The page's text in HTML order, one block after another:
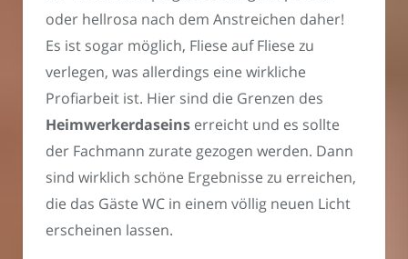
oder hellrosa nach dem Anstreichen daher!
Es ist sogar möglich, Fliese auf Fliese zu
verlegen, was allerdings eine wirkliche
Profiarbeit ist. Hier sind die Grenzen des
Heimwerkerdaseins erreicht und es sollte
der Fachmann zurate gezogen werden. Dann
sind wirklich schöne Ergebnisse zu erreichen,
die das Gäste WC in einem völlig neuen Licht
erscheinen lassen.